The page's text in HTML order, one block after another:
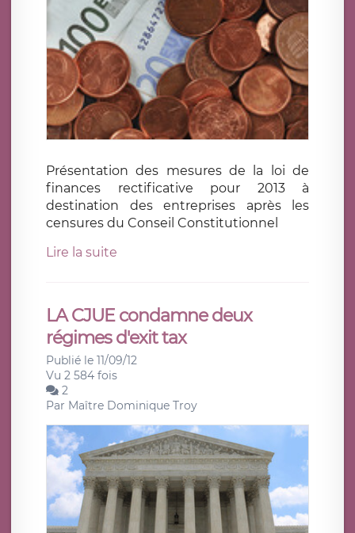
Présentation des mesures de la loi de
finances rectificative pour 2013 à
destination des entreprises après les
censures du Conseil Constitutionnel
Lire la suite
LA CJUE condamne deux
régimes d'exit tax
Publié le 11/09/12
Vu 2 584 fois
2
Par Maître Dominique Troy